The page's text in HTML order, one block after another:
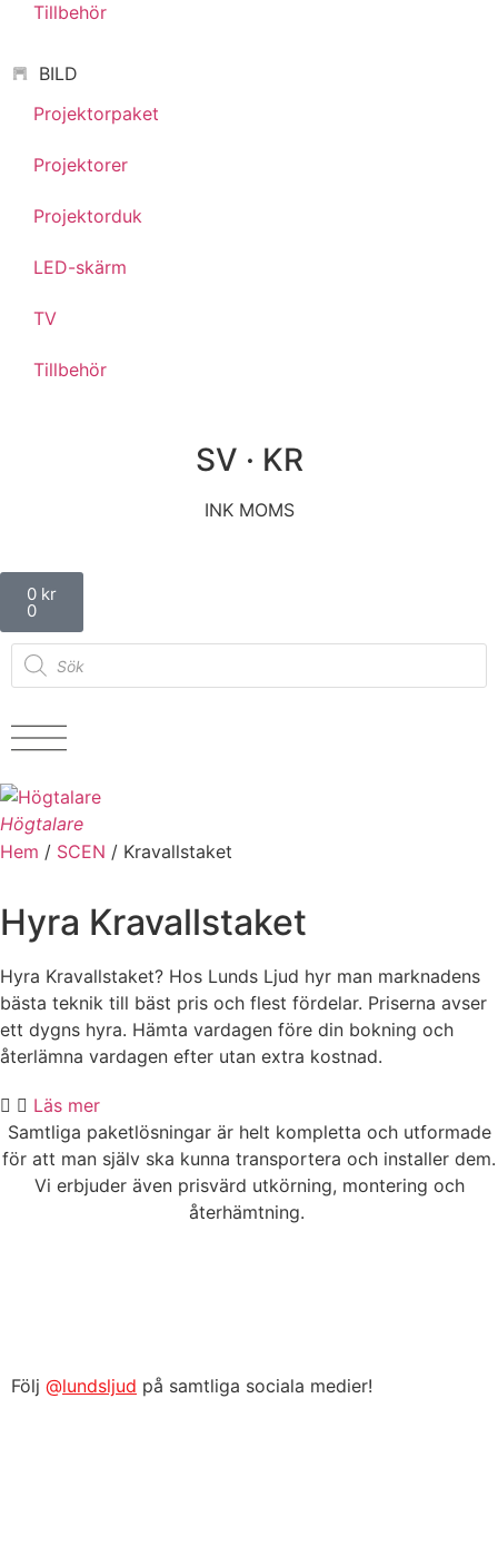
Tillbehör
BILD
Projektorpaket
Projektorer
Projektorduk
LED-skärm
TV
Tillbehör
SV · KR
INK MOMS
0 kr
0
Högtalare
Hem / SCEN / Kravallstaket
Hyra Kravallstaket
Hyra Kravallstaket? Hos Lunds Ljud hyr man marknadens
bästa teknik till bäst pris och flest fördelar. Priserna avser
ett dygns hyra. Hämta vardagen före din bokning och
återlämna vardagen efter utan extra kostnad.
Läs mer
Samtliga paketlösningar är helt kompletta och utformade
för att man själv ska kunna transportera och installer dem.
Vi erbjuder även prisvärd utkörning, montering och
återhämtning.
Följ @lundsljud på samtliga sociala medier!